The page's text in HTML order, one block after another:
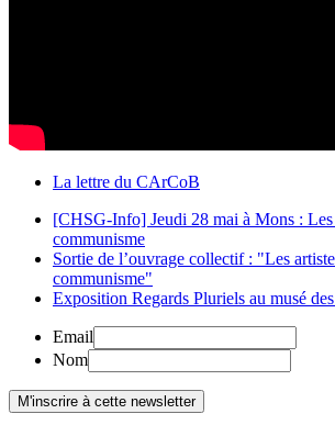
La lettre du CArCoB
[CHSG-Info] Jeudi 28 mai à Mons : Les
communisme
Sortie de l’ouvrage collectif : "Les
communisme"
Exposition Regards Pluriels au musé
Email
Nom